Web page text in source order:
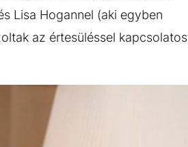
Lisa Hogannel (aki egyben
az értesüléssel kapcsolatos